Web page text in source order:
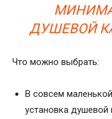
ДУШЕВОЙ
Что можно выбрать:
В совсем
установка